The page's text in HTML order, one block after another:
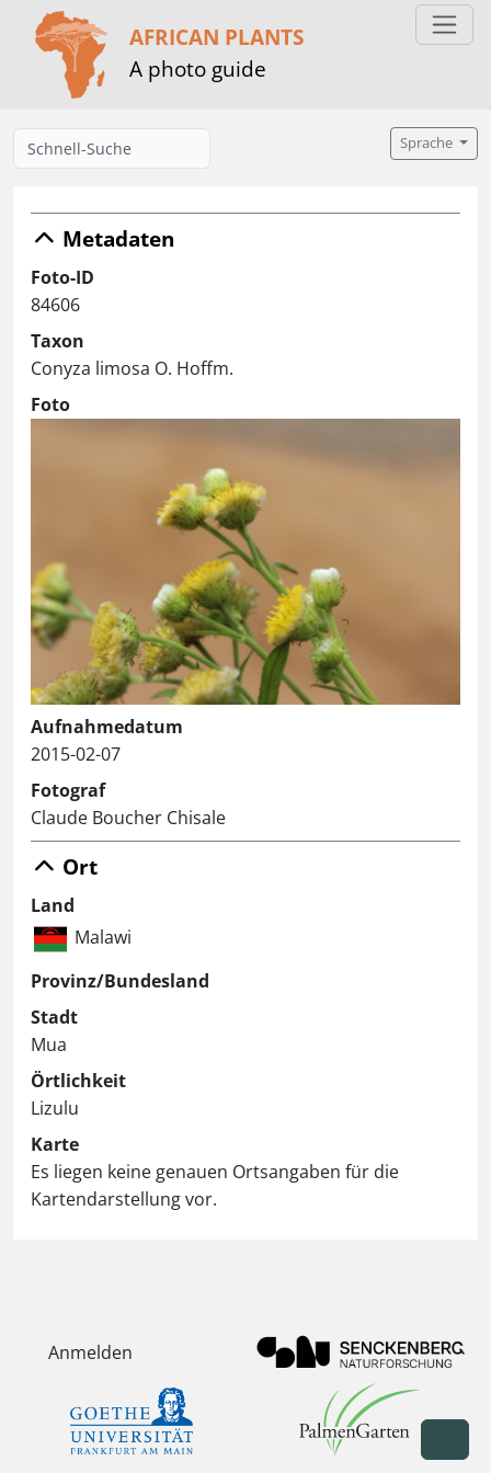
AFRICAN PLANTS
A photo guide
Sprache
Metadaten
Foto-ID
84606
Taxon
Conyza limosa O. Hoffm.
Foto
Aufnahmedatum
2015-02-07
Fotograf
Claude Boucher Chisale
Ort
Land
Malawi
Provinz/Bundesland
Stadt
Mua
Örtlichkeit
Lizulu
Karte
Es liegen keine genauen Ortsangaben für die
Kartendarstellung vor.
Anmelden